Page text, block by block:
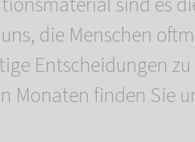
die Menschen
Entscheidungen
Monaten finden Sie